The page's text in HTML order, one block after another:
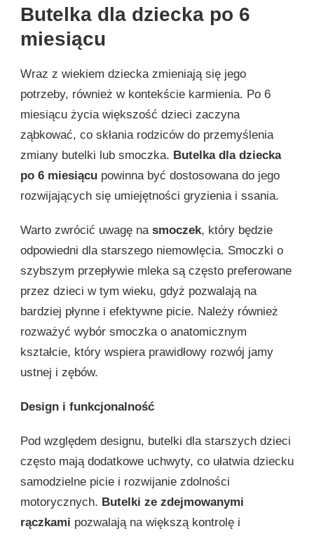
Butelka dla dziecka po 6
miesiącu
Wraz z wiekiem dziecka zmieniają się jego
potrzeby, również w kontekście karmienia. Po 6
miesiącu życia większość dzieci zaczyna
ząbkować, co skłania rodziców do przemyślenia
zmiany butelki lub smoczka. Butelka dla dziecka
po 6 miesiącu powinna być dostosowana do jego
rozwijających się umiejętności gryzienia i ssania.
Warto zwrócić uwagę na smoczek, który będzie
odpowiedni dla starszego niemowlęcia. Smoczki o
szybszym przepływie mleka są często preferowane
przez dzieci w tym wieku, gdyż pozwalają na
bardziej płynne i efektywne picie. Należy również
rozważyć wybór smoczka o anatomicznym
kształcie, który wspiera prawidłowy rozwój jamy
ustnej i zębów.
Design i funkcjonalność
Pod względem designu, butelki dla starszych dzieci
często mają dodatkowe uchwyty, co ułatwia dziecku
samodzielne picie i rozwijanie zdolności
motorycznych. Butelki ze zdejmowanymi
rączkami pozwalają na większą kontrolę i